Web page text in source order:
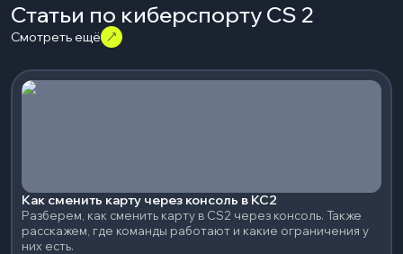
Статьи по киберспорту CS 2
Смотреть ещё
Как сменить карту через консоль в КС2
Разберем, как сменить карту в CS2 через консоль. Также
расскажем, где команды работают и какие ограничения у
них есть.